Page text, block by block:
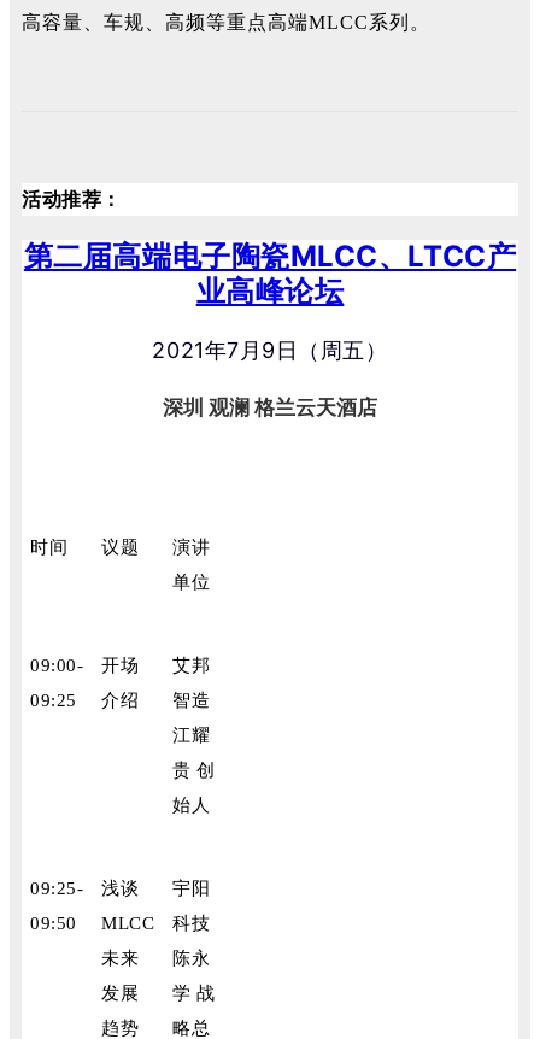
高容量、车规、高频等重点高端MLCC系列。
活动推荐：
第二届高端电子陶瓷MLCC、LTCC产
业高峰论坛
2021年7月9日（周五）
深圳 观澜 格兰云天酒店
时间 议题
演讲
单位
09:00-
09:25
开场
介绍
艾邦
智造
江耀
贵 创
始人
09:25-
09:50
浅谈
MLCC
未来
发展
趋势
宇阳
科技
陈永
学 战
略总